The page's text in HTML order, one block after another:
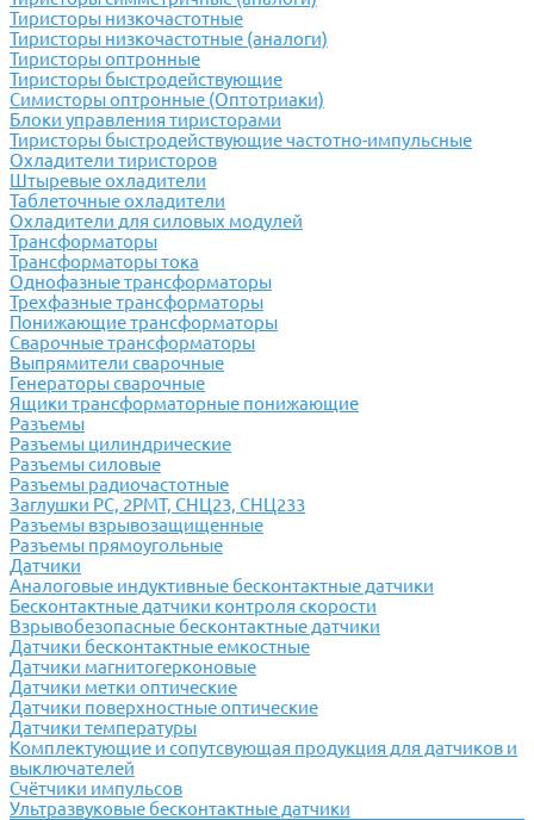
Тиристоры низкочастотные
Тиристоры низкочастотные (аналоги)
Тиристоры оптронные
Тиристоры быстродействующие
Симисторы оптронные (Оптотриаки)
Блоки управления тиристорами
Тиристоры быстродействующие частотно-импульсные
Охладители тиристоров
Штыревые охладители
Таблеточные охладители
Охладители для силовых модулей
Трансформаторы
Трансформаторы тока
Однофазные трансформаторы
Трехфазные трансформаторы
Понижающие трансформаторы
Сварочные трансформаторы
Выпрямители сварочные
Генераторы сварочные
Ящики трансформаторные понижающие
Разъемы
Разъемы цилиндрические
Разъемы силовые
Разъемы радиочастотные
Заглушки РС, 2РМТ, СНЦ23, СНЦ233
Разъемы взрывозащищенные
Разъемы прямоугольные
Датчики
Аналоговые индуктивные бесконтактные датчики
Бесконтактные датчики контроля скорости
Взрывобезопасные бесконтактные датчики
Датчики бесконтактные емкостные
Датчики магнитогерконовые
Датчики метки оптические
Датчики поверхностные оптические
Датчики температуры
Комплектующие и сопутсвующая продукция для датчиков и
выключателей
Счётчики импульсов
Ультразвуковые бесконтактные датчики